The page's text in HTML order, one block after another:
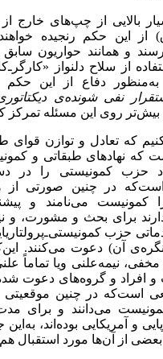
بالایی از چپ‌های خارج
از این حکم رنجیده
و همانند حواریون
از سلاح دلنواز
به‌منظور دفاع از این
نفی شونده‌ی
بیش‌تر روی این مسئله تمرکز
که تعادل و توازن قوای
که نهادهای طبقاتی و
حزب کمونیستی را در
است‌که در چنین صورتی از
کمونیست می‌نامند و
برای بحث و مشورت، و
حزب
آن) دعوت می‌کنند.
نیمه‌علنی ویا تماماً
و گروه‌های دعوت شده
است‌که در چنین موقعیتی
می‌دانند و برای
و آمریکایی بوده‌اند، به‌این
از آن‌ها مورد استقبال هم